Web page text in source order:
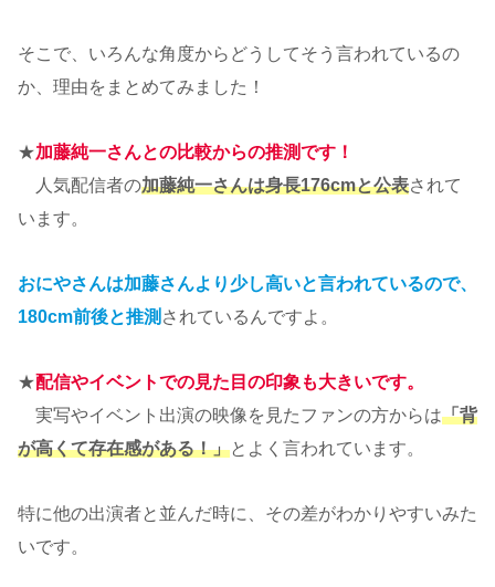
そこで、いろんな角度からどうしてそう言われているの
か、理由をまとめてみました！
★加藤純一さんとの比較からの推測です！
人気配信者の加藤純一さんは身長176cmと公表されて
います。
おにやさんは加藤さんより少し高いと言われているので、
180cm前後と推測 されているんですよ。
★配信やイベントでの見た目の印象も大きいです。
実写やイベント出演の映像を見たファンの方からは「背
が高くて存在感がある！」とよく言われています。
特に他の出演者と並んだ時に、その差がわかりやすいみた
いです。